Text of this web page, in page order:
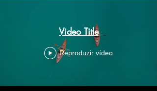
Video Title
Reproduzir vídeo